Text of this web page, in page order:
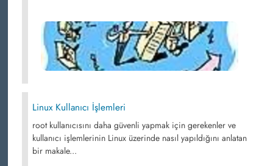
Linux Kullanıcı İşlemleri
root kullanıcısını daha güvenli yapmak için gerekenler ve
kullanıcı işlemlerinin Linux üzerinde nasıl yapıldığını anlatan
bir makale...